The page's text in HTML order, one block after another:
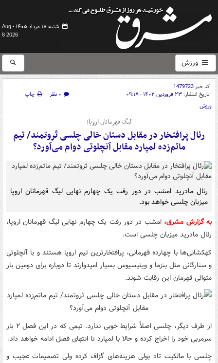
شنبه ۱۷ مرداد ۱۴۰۵ -
Aug
8 2026
ورزش
کد خبر1479723
تاریخ انتشار: ۲۳ فروردین ۱۴۰۲ - ۰۹:۱۸ ۰ نظر
چاپ
ورزش
لیگ قهرمانان اروپا؛
رئال پرافتخار در مقابل دستان خالی چلسی ثروتمند/ تیم
ماتم‌زده لمپارد مقابل آنچلوتی دوام می‌آورد؟
رئال مادرید امشب در دور رفت یک چهارم نهایی لیگ قهرمانان اروپا
میزبان چلسی خواهد بود.
به گزارش مشرق، امشب در دور رفت یک چهارم نهایی لیگ قهرمانان اروپا،
رئال مادرید میزبان چلسی است.
کهکشانی‌ها با چهارده قهرمانی، پرافتخارترین تیم اروپا هستند و با آنچلوتی
و ستارگانی مثل بنزما و وینیسیوس بسیار امیدوارند تا دوباره برای دومین بار
متوالی قهرمان این رقابت شوند.
از طرف دیگر، چلسی اصلاً شرایط خوبی ندارد. تیمی که در این فصل ۲ بار
سرمربی خود را اخراج کرده و حالا با لمپارد تا انتهای فصل ادامه خواهد داد.
چلسی با مالکیت تاد بولی هزینه‌های گزاف کرده ولی تصمیمات عجیب و